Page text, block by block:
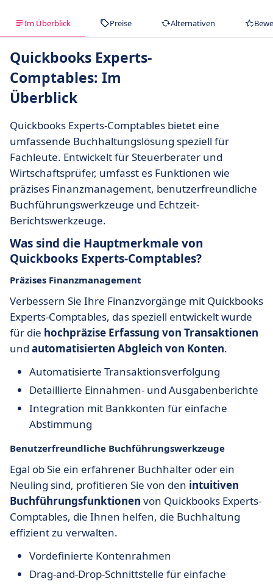
Im Überblick Preise Alternativen
Quickbooks Experts-
Comptables: Im
Überblick
Quickbooks Experts-Comptables bietet eine
umfassende Buchhaltungslösung speziell für
Fachleute. Entwickelt für Steuerberater und
Wirtschaftsprüfer, umfasst es Funktionen wie
präzises Finanzmanagement, benutzerfreundliche
Buchführungswerkzeuge und Echtzeit-
Berichtswerkzeuge.
Was sind die Hauptmerkmale von
Quickbooks Experts-Comptables?
Präzises Finanzmanagement
Verbessern Sie Ihre Finanzvorgänge mit Quickbooks
Experts-Comptables, das speziell entwickelt wurde
für die hochpräzise Erfassung von Transaktionen
und automatisierten Abgleich von Konten.
Automatisierte Transaktionsverfolgung
Detaillierte Einnahmen- und Ausgabenberichte
Integration mit Bankkonten für einfache
Abstimmung
Benutzerfreundliche Buchführungswerkzeuge
Egal ob Sie ein erfahrener Buchhalter oder ein
Neuling sind, profitieren Sie von den intuitiven
Buchführungsfunktionen von Quickbooks Experts-
Comptables, die Ihnen helfen, die Buchhaltung
effizient zu verwalten.
Vordefinierte Kontenrahmen
Drag-and-Drop-Schnittstelle für einfache